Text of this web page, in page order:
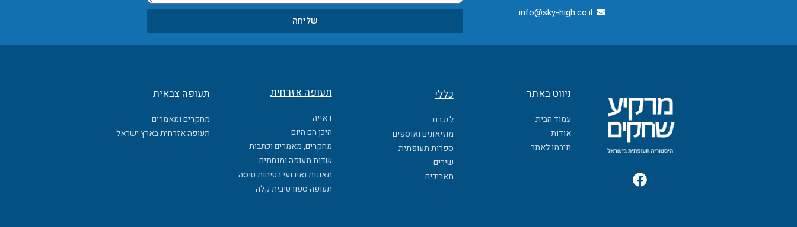
info@sky-high.co.il
שליחה
F
a
ניווט באתר
עמוד הבית
אודות
תירמו לאתר
כללי
לזכרם
מוזיאונים ואוספים
ספרות תעופתית
שירים
תאריכים
תעופה אזרחית
דאייה
היכן הם היום
מחקרים, מאמרים וכתבות
שדות תעופה ומנחתים
תאונות ואירועי בטיחות טיסה
תעופה ספורטיבית קלה
תעופה צבאית
מחקרים ומאמרים
תעופה אזרחית בארץ ישראל